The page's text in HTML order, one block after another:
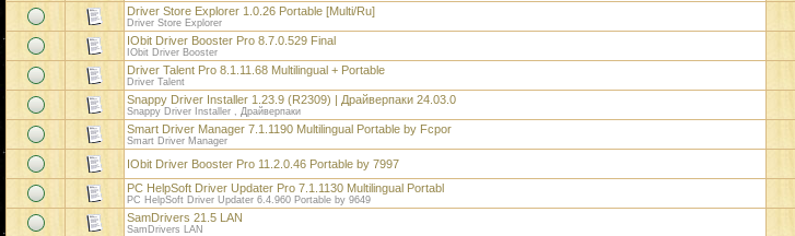
Driver Store Explorer 1.0.26 Portable [Multi/Ru]
Driver Store Explorer
IObit Driver Booster Pro 8.7.0.529 Final
IObit Driver Booster
Driver Talent Pro 8.1.11.68 Multilingual + Portable
Driver Talent
Snappy Driver Installer 1.23.9 (R2309) | Драйверпаки 24.03.0
Snappy Driver Installer , Драйверпаки
Smart Driver Manager 7.1.1190 Multilingual Portable by Fcpor
Smart Driver Manager
IObit Driver Booster Pro 11.2.0.46 Portable by 7997
PC HelpSoft Driver Updater Pro 7.1.1130 Multilingual Portabl
PC HelpSoft Driver Updater 6.4.960 Portable by 9649
SamDrivers 21.5 LAN
SamDrivers LAN